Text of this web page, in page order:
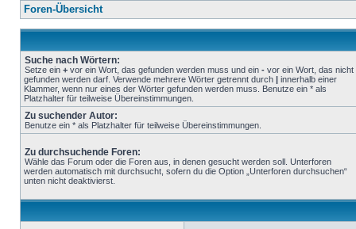
Foren-Übersicht
Suche nach Wörtern:
Setze ein + vor ein Wort, das gefunden werden muss und ein - vor ein Wort, das nicht
gefunden werden darf. Verwende mehrere Wörter getrennt durch | innerhalb einer
Klammer, wenn nur eines der Wörter gefunden werden muss. Benutze ein * als
Platzhalter für teilweise Übereinstimmungen.
Zu suchender Autor:
Benutze ein * als Platzhalter für teilweise Übereinstimmungen.
Zu durchsuchende Foren:
Wähle das Forum oder die Foren aus, in denen gesucht werden soll. Unterforen
werden automatisch mit durchsucht, sofern du die Option „Unterforen durchsuchen“
unten nicht deaktivierst.